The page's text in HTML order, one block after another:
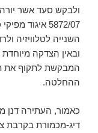
ולבקש סעד אשר
5872/07
ובאין הצדקה
המבקשת לתקוף את
ההחלטה.
כאמור, העתירה דנן
דיג-מכמורת בקרבת